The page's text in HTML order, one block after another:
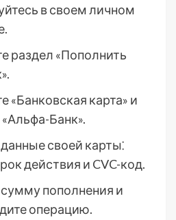
в своем личном
раздел «Пополнить
«Банковская карта» и
Банк».
своей карты⁚
действия и CVC-код.
пополнения и
операцию.